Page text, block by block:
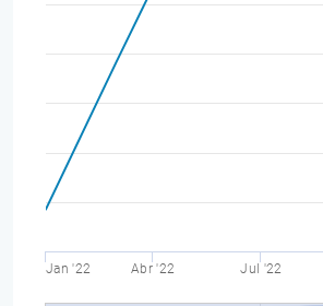
Jan '22 Abr '22 Jul '22